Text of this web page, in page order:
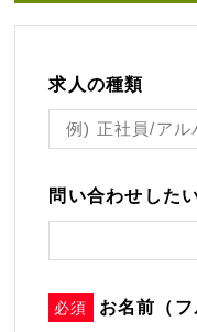
求人の種類
問い合わせした
必須 お名前（